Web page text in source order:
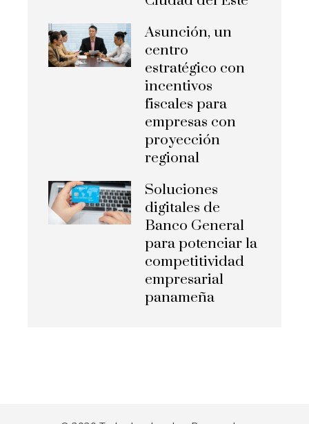
Asunción, un
centro
estratégico con
incentivos
fiscales para
empresas con
proyección
regional
Soluciones
digitales de
Banco General
para potenciar la
competitividad
empresarial
panameña